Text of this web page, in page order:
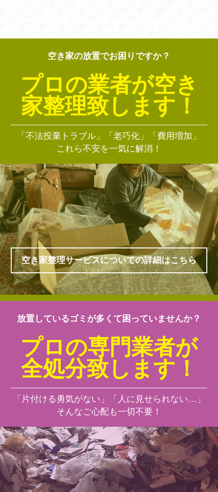
空き家の放置でお困りですか？
プロの業者が空き
家整理致します！
「不法投棄トラブル」「老巧化」「費用増加」
これら不安を一気に解消！
空き家整理サービスについての詳細はこちら
放置しているゴミが多くて困っていませんか？
プロの専門業者が
全処分致します！
「片付ける勇気がない」「人に見せられない…」
そんなご心配も一切不要！